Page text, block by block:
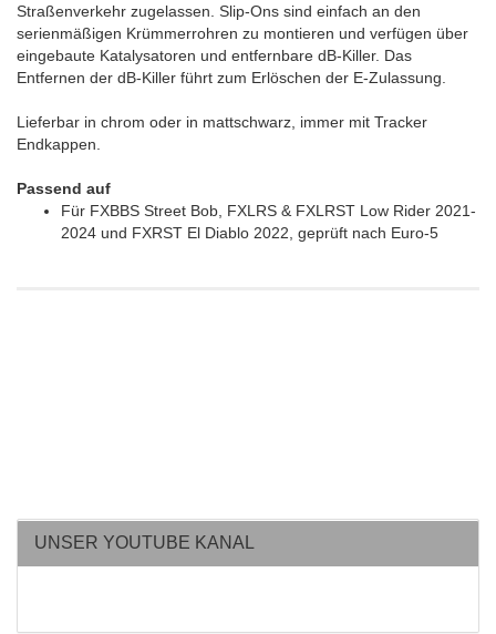
Straßenverkehr zugelassen. Slip-Ons sind einfach an den
serienmäßigen Krümmerrohren zu montieren und verfügen über
eingebaute Katalysatoren und entfernbare dB-Killer. Das
Entfernen der dB-Killer führt zum Erlöschen der E-Zulassung.
Lieferbar in chrom oder in mattschwarz, immer mit Tracker
Endkappen.
Passend auf
Für FXBBS Street Bob, FXLRS & FXLRST Low Rider 2021-
2024 und FXRST El Diablo 2022, geprüft nach Euro-5
UNSER YOUTUBE KANAL